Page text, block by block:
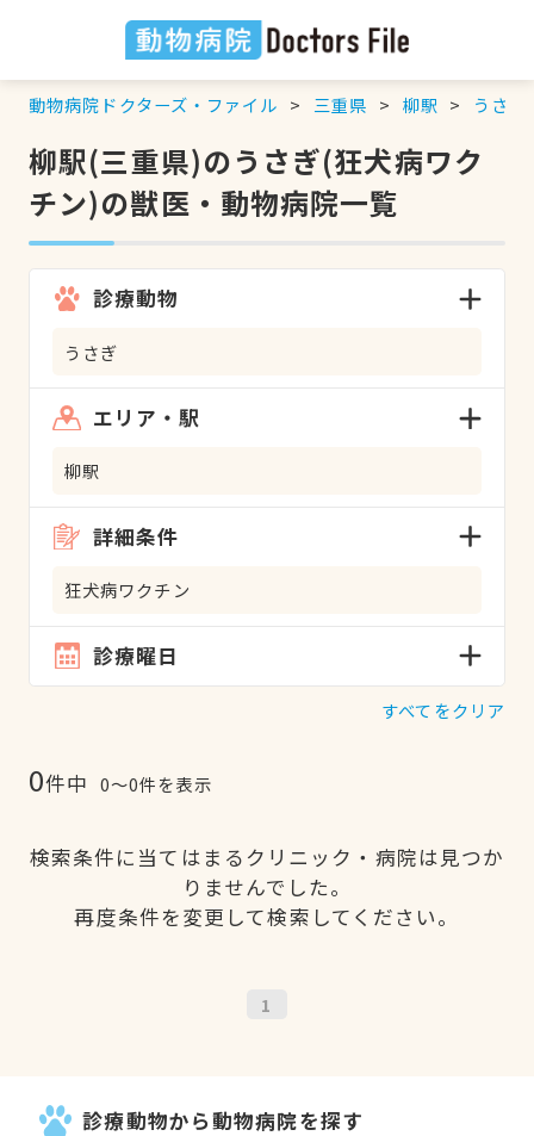
動物病院ドクターズ・ファイル 三重県 柳駅 うさぎ
柳駅(三重県)のうさぎ(狂犬病ワク
チン)の獣医・動物病院一覧
診療動物
うさぎ
エリア・駅
柳駅
詳細条件
狂犬病ワクチン
診療曜日
すべてをクリア
0件中 0〜0件を表示
検索条件に当てはまるクリニック・病院は見つか
りませんでした。
再度条件を変更して検索してください。
1
診療動物から動物病院を探す